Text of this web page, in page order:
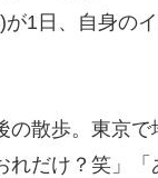
1日、自身の
の散歩。東京
れだけ？笑」